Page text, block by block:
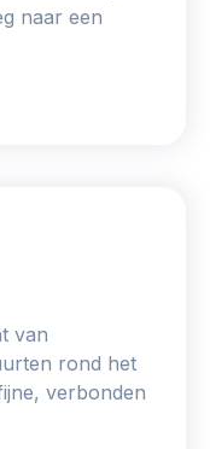
naar een
van
rond het
verbonden